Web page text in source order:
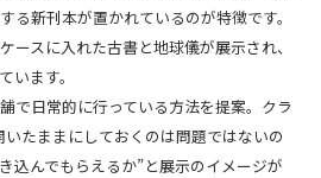
る新刊本が置かれているのが特徴です。
ースに入れた古書と地球儀が展示され、
います。
で日常的に行っている方法を提案。クラ
たままにしておくのは問題ではないの
込んでもらえるか”と展示のイメージが